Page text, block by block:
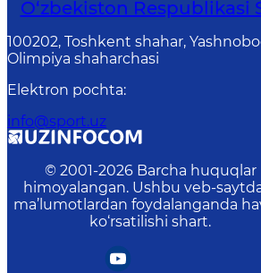
O‘zbekiston Respublikasi
100202, Toshkent shahar,
Olimpiya shaharchasi
Elektron pochta:
info@sport.uz
© 2001-2026 Barcha huquqlar
himoyalangan. Ushbu veb-
ma’lumotlardan foydalanganda
ko‘rsatilishi shart.